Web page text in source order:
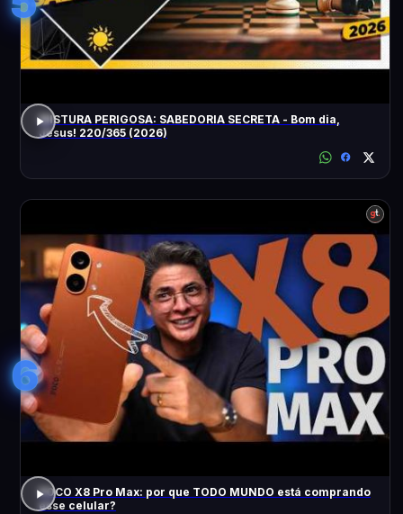
MISTURA PERIGOSA: SABEDORIA SECRETA - Bom dia,
Jesus! 220/365 (2026)
6
POCO X8 Pro Max: por que TODO MUNDO está comprando
esse celular?